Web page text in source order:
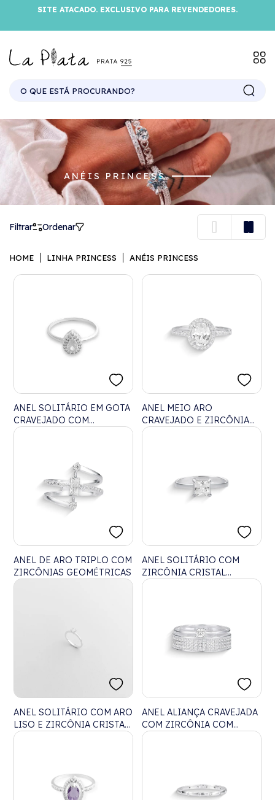
SITE ATACADO. EXCLUSIVO PARA REVENDEDORES.
ANÉIS PRINCESS
Filtrar Ordenar
HOME LINHA PRINCESS ANÉIS PRINCESS
ANEL SOLITÁRIO EM GOTA
CRAVEJADO COM
ZIRCÔNIAS
ANEL MEIO ARO
CRAVEJADO E ZIRCÔNIA
CRISTAL OVAL NO CENTRO
ANEL DE ARO TRIPLO COM
ZIRCÔNIAS GEOMÉTRICAS
ANEL SOLITÁRIO COM
ZIRCÔNIA CRISTAL
QUADRADA
ANEL SOLITÁRIO COM ARO
LISO E ZIRCÔNIA CRISTAL
REDONDA
ANEL ALIANÇA CRAVEJADA
COM ZIRCÔNIA COM
SOLITÁRIO